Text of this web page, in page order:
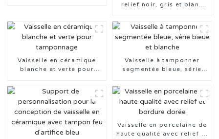
relief noir, gris et blanc
Vaisselle en céramique
blanche et verte pour
Vaisselle à tamponner
segmentée bleue, série
Vaisselle en porcelaine de
haute qualité avec relief et